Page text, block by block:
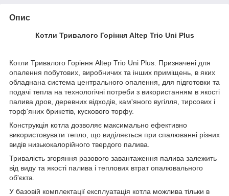
Опис
Котли Тривалого Горіння Altep Trio Uni Plus
Котли Тривалого Горіння Altep Trio Uni Plus. Призначені для
опалення побутових, виробничих та інших приміщень, в яких
обладнана система центрального опалення, для підготовки та
подачі тепла на технологічні потреби з використанням в якості
палива дров, деревних відходів, кам'яного вугілля, тирсових і
торф'яних брикетів, кускового торфу.
Конструкція котла дозволяє максимально ефективно
використовувати тепло, що виділяється при спалюванні різних
видів низькокалорійного твердого палива.
Тривалість згоряння разового завантаження палива залежить
від виду та якості палива і теплових втрат опалювального
об'єкта.
У базовій комплектації експлуатація котла можлива тільки в